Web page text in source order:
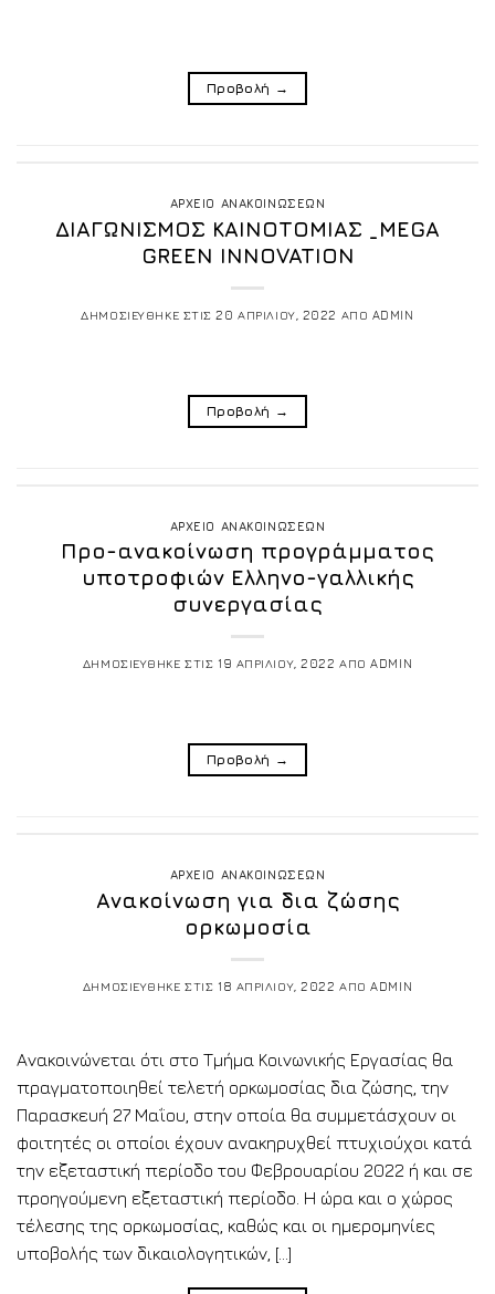
Προβολή →
ΑΡΧΕΙΟ ΑΝΑΚΟΙΝΩΣΕΩΝ
ΔΙΑΓΩΝΙΣΜΟΣ ΚΑΙΝΟΤΟΜΙΑΣ _MEGA
GREEN INNOVATION
ΔΗΜΟΣΙΕΥΘΗΚΕ ΣΤΙΣ20 ΑΠΡΙΛΙΟΥ, 2022 ΑΠΟ ADMIN
Προβολή →
ΑΡΧΕΙΟ ΑΝΑΚΟΙΝΩΣΕΩΝ
Προ-ανακοίνωση προγράμματος
υποτροφιών Ελληνο-γαλλικής
συνεργασίας
ΔΗΜΟΣΙΕΥΘΗΚΕ ΣΤΙΣ 19 ΑΠΡΙΛΙΟΥ, 2022 ΑΠΟADMIN
Προβολή →
ΑΡΧΕΙΟ ΑΝΑΚΟΙΝΩΣΕΩΝ
Ανακοίνωση για δια ζώσης
ορκωμοσία
ΔΗΜΟΣΙΕΥΘΗΚΕ ΣΤΙΣ 18 ΑΠΡΙΛΙΟΥ, 2022 ΑΠΟADMIN
Ανακοινώνεται ότι στο Τμήμα Κοινωνικής Εργασίας θα
πραγματοποιηθεί τελετή ορκωμοσίας δια ζώσης, την
Παρασκευή 27 Μαΐου, στην οποία θα συμμετάσχουν οι
φοιτητές οι οποίοι έχουν ανακηρυχθεί πτυχιούχοι κατά
την εξεταστική περίοδο του Φεβρουαρίου 2022 ή και σε
προηγούμενη εξεταστική περίοδο. Η ώρα και ο χώρος
τέλεσης της ορκωμοσίας, καθώς και οι ημερομηνίες
υποβολής των δικαιολογητικών, […]